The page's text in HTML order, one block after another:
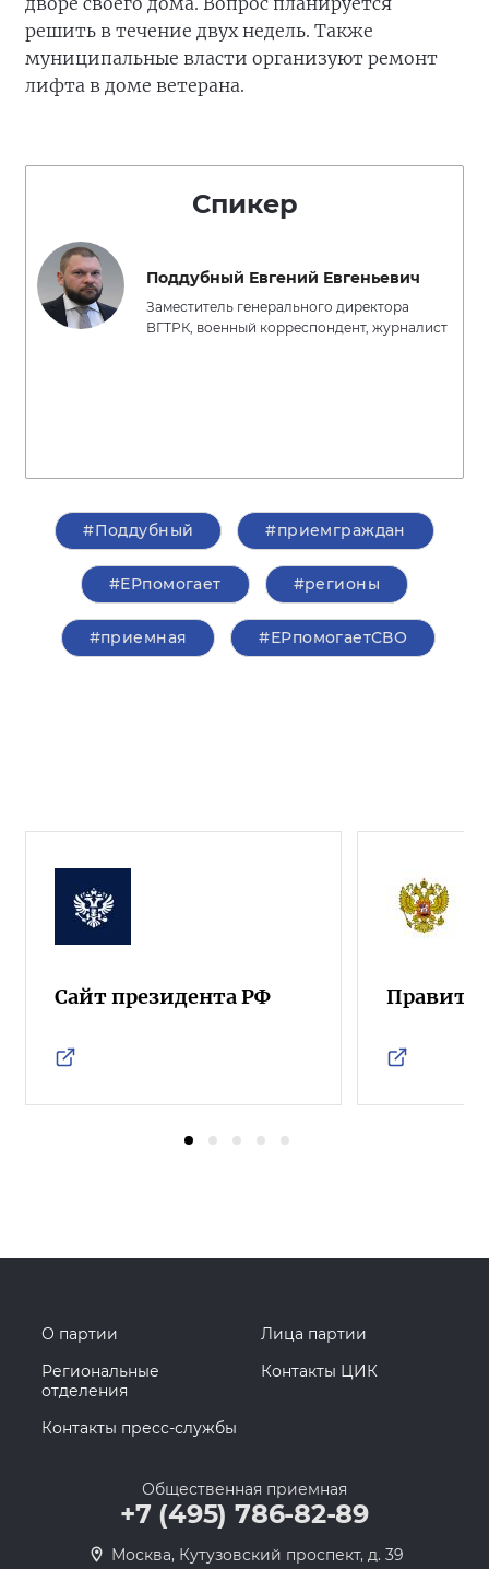
решить в течение двух недель. Также
муниципальные власти организуют ремонт
лифта в доме ветерана.
Спикер
Поддубный Евгений Евгеньевич
Заместитель генерального директора
ВГТРК, военный корреспондент, журналист
#Поддубный #приемграждан
#ЕРпомогает #регионы
#приемная #ЕРпомогаетСВО
Сайт президента РФ
О партии
Лица партии
Региональные
отделения
Контакты ЦИК
Контакты пресс-службы
Общественная приемная
+7 (495) 786-82-89
Москва, Кутузовский проспект, д. 39